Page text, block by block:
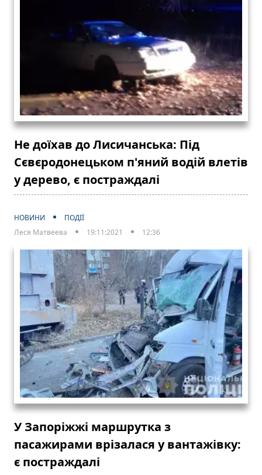
Не доїхав до Лисичанська: Під
Сєвєродонецьком п'яний водій влетів
у дерево, є постраждалі
НОВИНИ
ПОДІЇ
Леся Матвеева
19:11:2021 12:36
У Запоріжжі маршрутка з
пасажирами врізалася у вантажівку:
є постраждалі